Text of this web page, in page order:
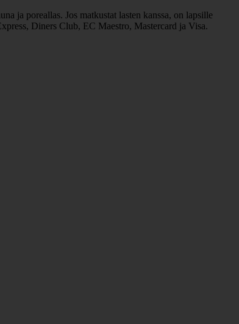
ja poreallas. Jos matkustat lasten kanssa, on lapsille
Diners Club, EC Maestro, Mastercard ja Visa.